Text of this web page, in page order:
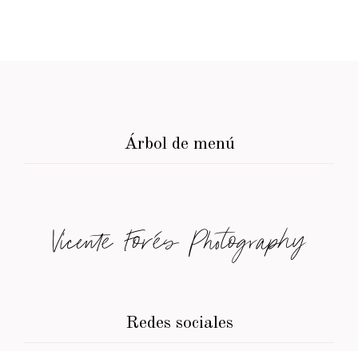
Árbol de menú
Vicente Forés Photography
Redes sociales